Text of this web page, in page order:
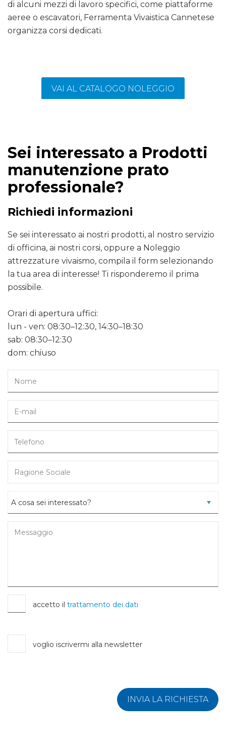
di alcuni mezzi di lavoro specifici, come piattaforme
aeree o escavatori, Ferramenta Vivaistica Cannetese
organizza corsi dedicati.
VAI AL CATALOGO NOLEGGIO
Sei interessato a Prodotti
manutenzione prato
professionale?
Richiedi informazioni
Se sei interessato ai nostri prodotti, al nostro servizio
di officina, ai nostri corsi, oppure a Noleggio
attrezzature vivaismo, compila il form selezionando
la tua area di interesse! Ti risponderemo il prima
possibile.
Orari di apertura uffici:
lun - ven: 08:30–12:30, 14:30–18:30
sab: 08:30–12:30
dom: chiuso
accetto il trattamento dei dati
voglio iscrivermi alla newsletter
INVIA LA RICHIESTA